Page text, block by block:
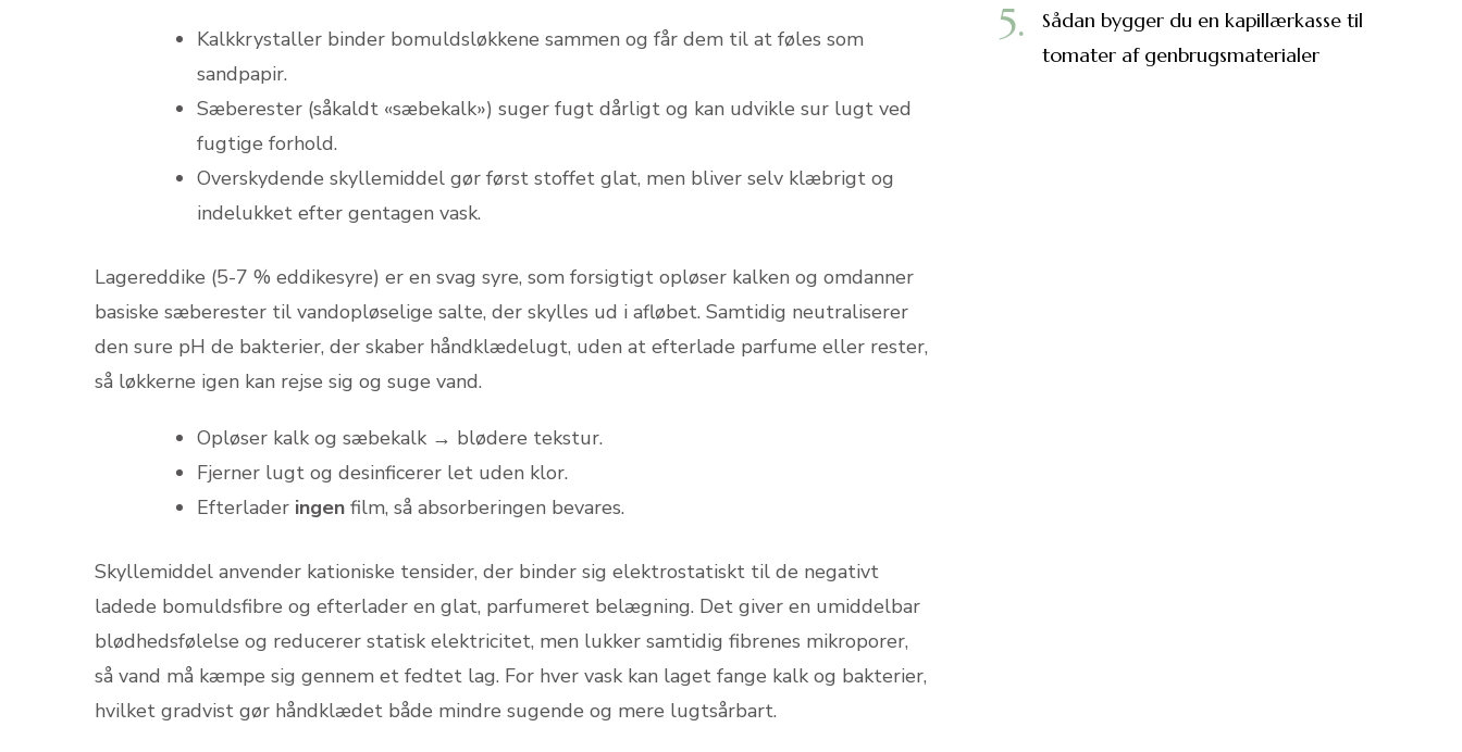
Kalkkrystaller binder bomulds­løkkene sammen og får dem til at føles som
sandpapir.
Sæberester (såkaldt «sæbe­kalk») suger fugt dårligt og kan udvikle sur lugt ved
fugtige forhold.
Overskydende skyllemiddel gør først stoffet glat, men bliver selv klæbrigt og
indelukket efter gentagen vask.
Lagereddike (5-7 % eddikesyre) er en svag syre, som forsigtigt opløser kalken og omdanner
basiske sæberester til vandopløselige salte, der skylles ud i afløbet. Samtidig neutraliserer
den sure pH de bakterier, der skaber håndklædelugt, uden at efterlade parfume eller rester,
så løkkerne igen kan rejse sig og suge vand.
Opløser kalk og sæbe­kalk → blødere tekstur.
Fjerner lugt og desinficerer let uden klor.
Efterlader ingen film, så absorberingen bevares.
Skyllemiddel anvender kationiske tensider, der binder sig elektrostatiskt til de negativt
ladede bomuldsfibre og efterlader en glat, parfumeret belægning. Det giver en umiddelbar
blødhedsfølelse og reducerer statisk elektricitet, men lukker samtidig fibrenes mikroporer,
så vand må kæmpe sig gennem et fedtet lag. For hver vask kan laget fange kalk og bakterier,
hvilket gradvist gør håndklædet både mindre sugende og mere lugt­sårbart.
Sådan bygger du en kapillærkasse til
tomater af genbrugsmaterialer